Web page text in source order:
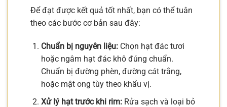
Để đạt được kết quả tốt nhất, bạn có thể tuân
theo các bước cơ bản sau đây:
Chuẩn bị nguyên liệu:Chọn hạt đác tươi
hoặc ngâm hạt đác khô đúng chuẩn.
Chuẩn bị đường phèn, đường cát trắng,
hoặc mật ong tùy theo khẩu vị.
Xử lý hạt trước khi rim:Rửa sạch và loại bỏ